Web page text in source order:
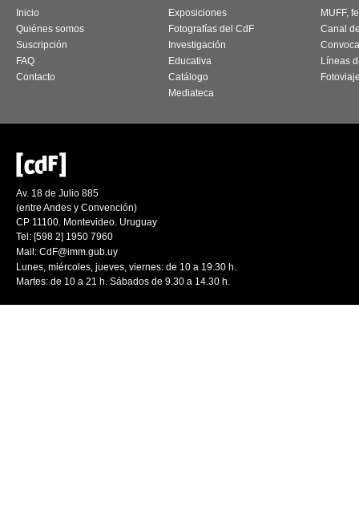
Inicio
Quiénes somos
Suscripción
FAQ
Contacto
Exposiciones
Fotografías del CdF
Investigación
Educativa
Catálogo
Mediateca
MUFF,
Canal
Líneas
Av. 18 de Julio 885
(entre Andes y Convención)
CP 11100. Montevideo. Uruguay
Tel: [598 2] 1950 7960
Mail: CdF@imm.gub.uy
Lunes, miércoles, jueves, viernes: de 10 a 19.30 h.
Martes: de 10 a 21 h. Sábados de 9.30 a 14.30 h.